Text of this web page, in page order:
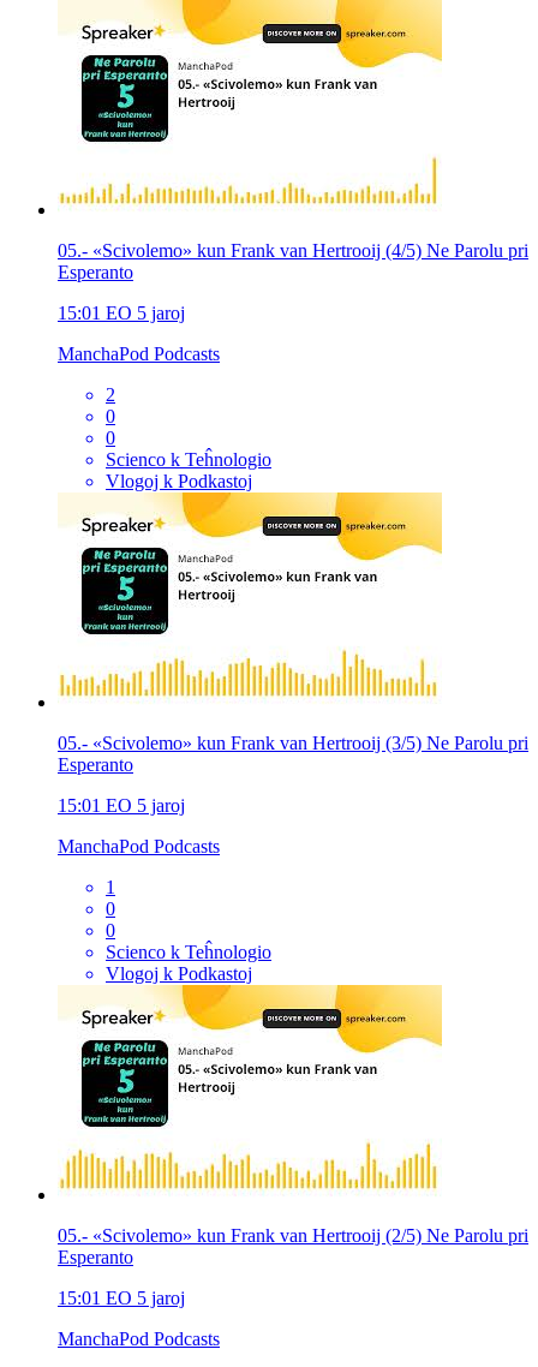
05.- «Scivolemo» kun Frank van Hertrooij (4/5) Ne Parolu pri
Esperanto
15:01 EO 5 jaroj
ManchaPod Podcasts
2
0
0
Scienco k Teĥnologio
Vlogoj k Podkastoj
05.- «Scivolemo» kun Frank van Hertrooij (3/5) Ne Parolu pri
Esperanto
15:01 EO 5 jaroj
ManchaPod Podcasts
1
0
0
Scienco k Teĥnologio
Vlogoj k Podkastoj
05.- «Scivolemo» kun Frank van Hertrooij (2/5) Ne Parolu pri
Esperanto
15:01 EO 5 jaroj
ManchaPod Podcasts